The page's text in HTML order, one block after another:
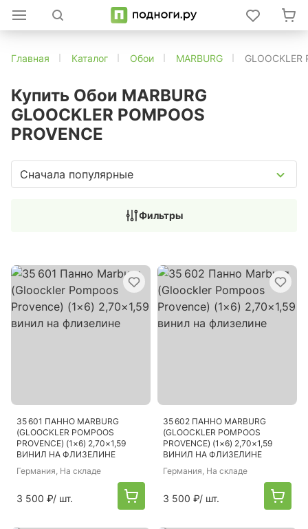
Главная Каталог Обои MARBURG GLOOCKLER
Купить Обои MARBURG
GLOOCKLER POMPOOS
PROVENCE
Сначала популярные
Фильтры
35 601 ПАННО MARBURG
(GLOOCKLER POMPOOS
PROVENCE) (1×6) 2,70×1,59
ВИНИЛ НА ФЛИЗЕЛИНЕ
Германия, На складе
3 500 ₽/ шт.
35 602 ПАННО MARBURG
(GLOOCKLER POMPOOS
PROVENCE) (1×6) 2,70×1,59
ВИНИЛ НА ФЛИЗЕЛИНЕ
Германия, На складе
3 500 ₽/ шт.